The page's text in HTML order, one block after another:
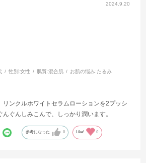
2024.9.20
性別:女性 肌質:混合肌 お肌の悩み:たるみ
リンクルホワイトセラムローションを2プッシ
ぐんしみこんで、しっかり潤います。
参考になった 0 Like! 0